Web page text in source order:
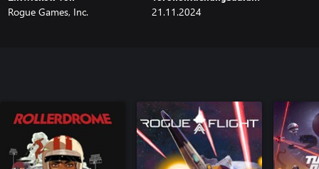
läuft mit einer wahnsinnig schnellen Framerate ohne Ruckler und
Feinde niederstrecken kann. Genau das hat der Next-Gen gefehlt,
Rogue Games, Inc. 21.11.2024